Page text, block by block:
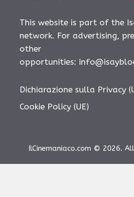
This website is part of the
network. For advertising,
other
opportunities:
Dichiarazione sulla Privacy
Cookie Policy (UE)
IlCinemaniaco.com © 2026.